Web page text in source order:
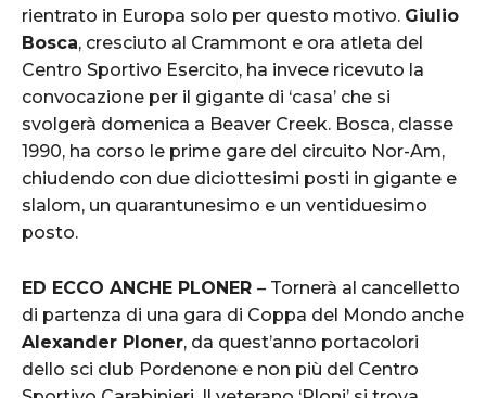
rientrato in Europa solo per questo motivo. Giulio
Bosca, cresciuto al Crammont e ora atleta del
Centro Sportivo Esercito, ha invece ricevuto la
convocazione per il gigante di ‘casa’ che si
svolgerà domenica a Beaver Creek. Bosca, classe
1990, ha corso le prime gare del circuito Nor-Am,
chiudendo con due diciottesimi posti in gigante e
slalom, un quarantunesimo e un ventiduesimo
posto.
ED ECCO ANCHE PLONER – Tornerà al cancelletto
di partenza di una gara di Coppa del Mondo anche
Alexander Ploner, da quest’anno portacolori
dello sci club Pordenone e non più del Centro